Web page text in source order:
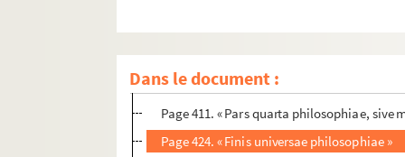
Dans le document :
Page 234. « Pars tertia physices, de
Page 325. « Pars prima metaphysices, sive
Page 354. « Pars secunda metaphysices,
Page 411. « Pars quarta philosophiae, sive
Page 424. « Finis universae philosophiae »